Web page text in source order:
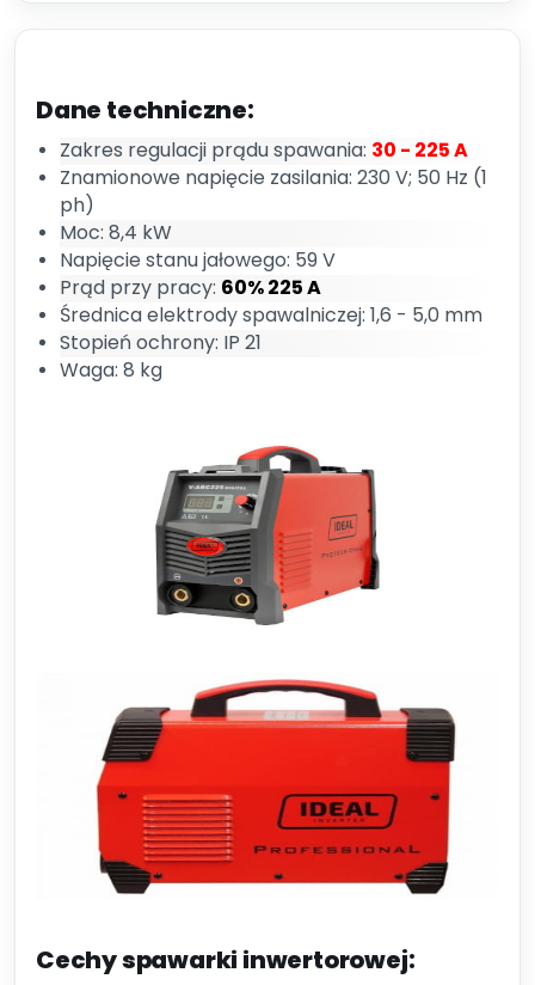
Dane techniczne:
Zakres regulacji prądu spawania: 30 - 225 A
Znamionowe napięcie zasilania: 230 V; 50 Hz (1
ph)
Moc: 8,4 kW
Napięcie stanu jałowego: 59 V
Prąd przy pracy: 60% 225 A
Średnica elektrody spawalniczej: 1,6 - 5,0 mm
Stopień ochrony: IP 21
Waga: 8 kg
Cechy spawarki inwertorowej: